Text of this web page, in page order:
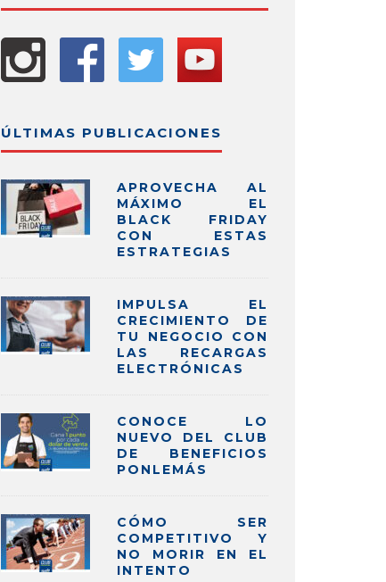
ÚLTIMAS PUBLICACIONES
APROVECHA AL
MÁXIMO EL
BLACK FRIDAY
CON ESTAS
ESTRATEGIAS
IMPULSA EL
CRECIMIENTO DE
TU NEGOCIO CON
LAS RECARGAS
ELECTRÓNICAS
CONOCE LO
NUEVO DEL CLUB
DE BENEFICIOS
PONLEMÁS
CÓMO SER
COMPETITIVO Y
NO MORIR EN EL
INTENTO